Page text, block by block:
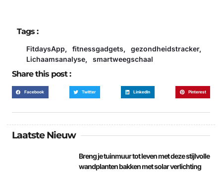
FitdaysApp, fitnessgadgets, gezondheidstracker,
Lichaamsanalyse, smartweegschaal
Tags :
Share this post :
Facebook Twitter LinkedIn Pinterest
Laatste Nieuw
Breng je tuinmuur tot leven met deze stijlvolle
wandplanten bakken met solar verlichting